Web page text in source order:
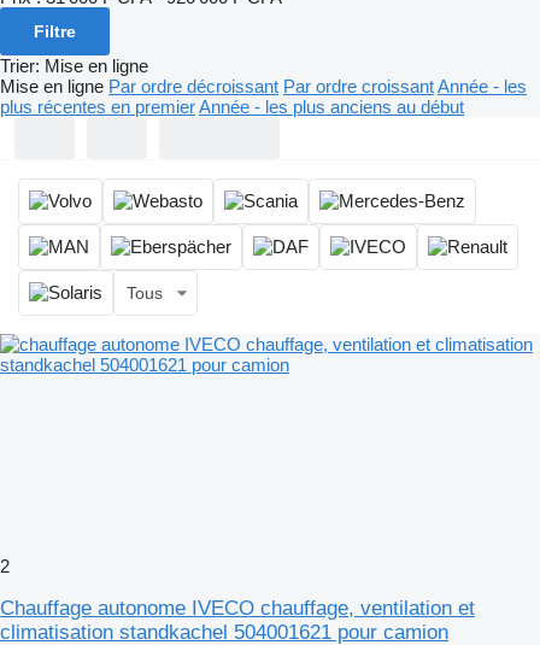
Filtre
Trier: Mise en ligne
Mise en ligne Par ordre décroissant Par ordre croissantAnnée - les
plus récentes en premierAnnée - les plus anciens au début
Tous
2
Chauffage autonome IVECO chauffage, ventilation et
climatisation standkachel 504001621 pour camion